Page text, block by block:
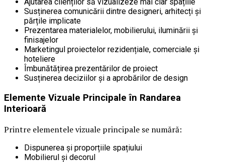
Susținerea comunicării dintre designeri, arhitecți și
părțile implicate
Prezentarea materialelor, mobilierului, iluminării și
finisajelor
Marketingul proiectelor rezidențiale, comerciale și
hoteliere
Îmbunătățirea prezentărilor de proiect
Susținerea deciziilor și a aprobărilor de design
Elemente Vizuale Principale în Randarea
Interioară
Printre elementele vizuale principale se numără:
Dispunerea și proporțiile spațiului
Mobilierul și decorul